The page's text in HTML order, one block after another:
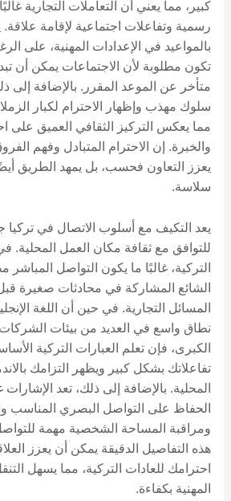
كبير، مما يعني أن التعاملات التجارية
رسمية وتفاعلات اجتماعية لإقامة علاقة.
بالمواعيد في الإعدادات المهنية، على
تكون مطلوبة لأن الاجتماعات يمكن أن
متأخر عن الموعد المقرر. بالإضافة إلى
سلوك مهذب وإظهار الاحترام لكبار الزملاء
مما يعكس التركيز الثقافي العميق على
والخبرة. إن الاحترام المتبادل وفهم
يعزز التعاون فحسب، بل يمهد الطريق
سلاسة.
يعد التكيف مع أسلوب الاتصال في تركيا
للتوافق مع ثقافة مكان العمل المحلية.
التركية، غالبًا ما يكون التواصل
الشائع المشاركة في محادثات صغيرة
المسائل التجارية. في حين أن اللغة
نطاق واسع في العديد من بيئات
الكبرى، فإن تعلم العبارات التركية
تفاعلاتك بشكل كبير ويظهر التزامك
المحلية. بالإضافة إلى ذلك، تعد
الحفاظ على التواصل البصري المناسب
ومراقبة المساحة الشخصية مهمة
هذه التفاصيل الدقيقة يمكن أن يعزز
احترامك للعادات التركية، مما يسهل
المهنية بكفاءة.